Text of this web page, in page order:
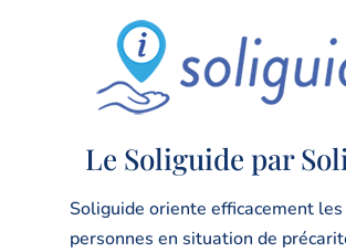
Le Soliguide par
Soliguide oriente efficacement les
personnes en situation de